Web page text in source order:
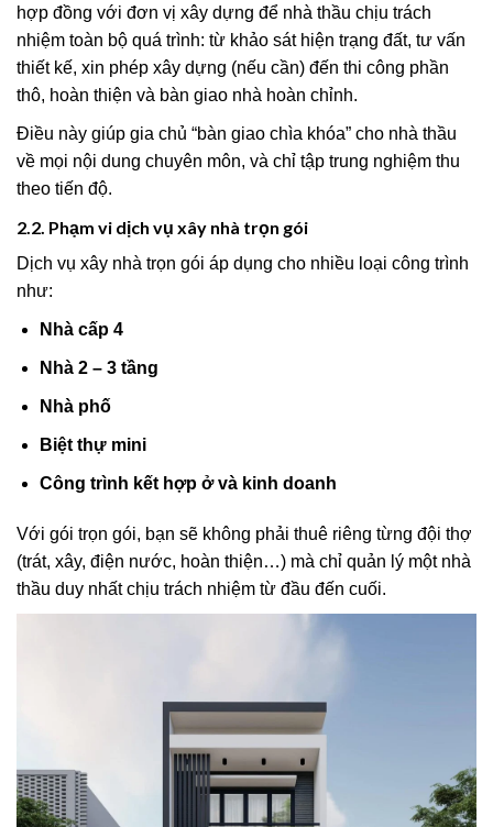
hợp đồng với đơn vị xây dựng để nhà thầu chịu trách
nhiệm toàn bộ quá trình: từ khảo sát hiện trạng đất, tư vấn
thiết kế, xin phép xây dựng (nếu cần) đến thi công phần
thô, hoàn thiện và bàn giao nhà hoàn chỉnh.
Điều này giúp gia chủ “bàn giao chìa khóa” cho nhà thầu
về mọi nội dung chuyên môn, và chỉ tập trung nghiệm thu
theo tiến độ.
2.2. Phạm vi dịch vụ xây nhà trọn gói
Dịch vụ xây nhà trọn gói áp dụng cho nhiều loại công trình
như:
Nhà cấp 4
Nhà 2 – 3 tầng
Nhà phố
Biệt thự mini
Công trình kết hợp ở và kinh doanh
Với gói trọn gói, bạn sẽ không phải thuê riêng từng đội thợ
(trát, xây, điện nước, hoàn thiện…) mà chỉ quản lý một nhà
thầu duy nhất chịu trách nhiệm từ đầu đến cuối.